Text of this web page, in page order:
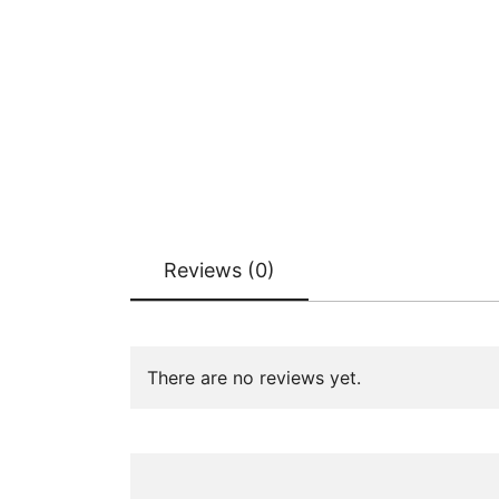
Reviews (0)
There are no reviews yet.